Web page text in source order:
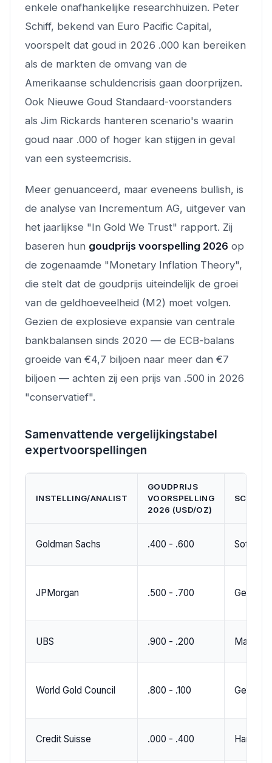
enkele onafhankelijke researchhuizen. Peter
Schiff, bekend van Euro Pacific Capital,
voorspelt dat goud in 2026 .000 kan bereiken
als de markten de omvang van de
Amerikaanse schuldencrisis gaan doorprijzen.
Ook Nieuwe Goud Standaard-voorstanders
als Jim Rickards hanteren scenario's waarin
goud naar .000 of hoger kan stijgen in geval
van een systeemcrisis.
Meer genuanceerd, maar eveneens bullish, is
de analyse van Incrementum AG, uitgever van
het jaarlijkse "In Gold We Trust" rapport. Zij
baseren hun goudprijs voorspelling 2026 op
de zogenaamde "Monetary Inflation Theory",
die stelt dat de goudprijs uiteindelijk de groei
van de geldhoeveelheid (M2) moet volgen.
Gezien de explosieve expansie van centrale
bankbalansen sinds 2020 — de ECB-balans
groeide van €4,7 biljoen naar meer dan €7
biljoen — achten zij een prijs van .500 in 2026
"conservatief".
Samenvattende vergelijkingstabel
expertvoorspellingen
INSTELLING/ANALIST
GOUDPRIJS
VOORSPELLING
2026 (USD/OZ)
Goldman Sachs .400 - .600 Soft
JPMorgan .500 - .700
UBS .900 - .200 Matige
World Gold Council .800 - .100
Credit Suisse .000 - .400 Hard